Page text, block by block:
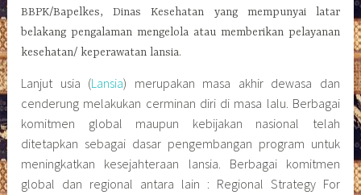
BBPK/Bapelkes, Dinas Kesehatan yang mempunyai latar
belakang pengalaman mengelola atau memberikan pelayanan
kesehatan/ keperawatan lansia.
Lanjut usia (Lansia) merupakan masa akhir dewasa dan
cenderung melakukan cerminan diri di masa lalu. Berbagai
komitmen global maupun kebijakan nasional telah
ditetapkan sebagai dasar pengembangan program untuk
meningkatkan kesejahteraan lansia. Berbagai komitmen
global dan regional antara lain : Regional Strategy For